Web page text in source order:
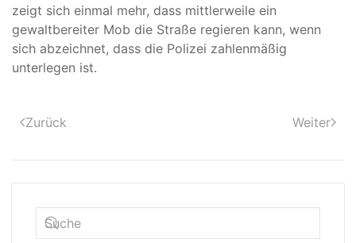
zeigt sich einmal mehr, dass mittlerweile ein
gewaltbereiter Mob die Straße regieren kann, wenn
sich abzeichnet, dass die Polizei zahlenmäßig
unterlegen ist.
Zurück Weiter